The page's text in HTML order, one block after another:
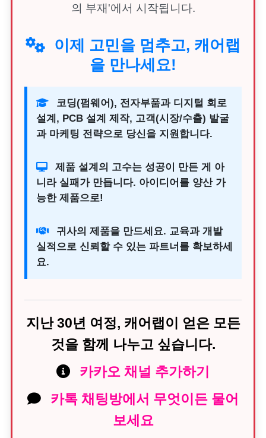
의 부재'에서 시작됩니다.
이제 고민을 멈추고, 캐어랩
을 만나세요!
코딩(펌웨어), 전자부품과 디지털 회로
설계, PCB 설계 제작, 고객(시장/수출) 발굴
과 마케팅 전략으로 당신을 지원합니다.
제품 설계의 고수는 성공이 만든 게 아
니라 실패가 만듭니다. 아이디어를 양산 가
능한 제품으로!
귀사의 제품을 만드세요. 교육과 개발
실적으로 신뢰할 수 있는 파트너를 확보하세
요.
지난 30년 여정, 캐어랩이 얻은 모든
것을 함께 나누고 싶습니다.
카카오 채널 추가하기
카톡 채팅방에서 무엇이든 물어
보세요